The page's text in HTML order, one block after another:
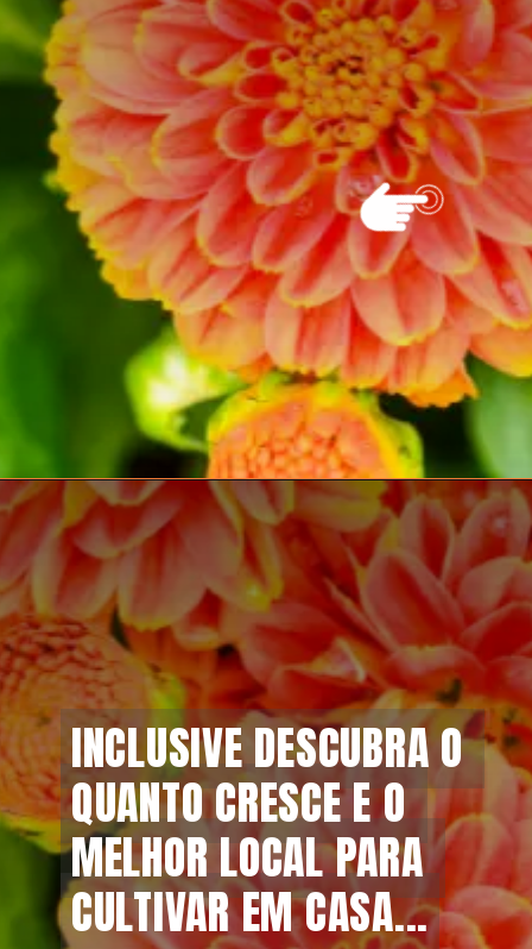
INCLUSIVE DESCUBRA O
QUANTO CRESCE E O
MELHOR LOCAL PARA
CULTIVAR EM CASA...
INCLUSIVE DESCUBRA O
QUANTO CRESCE E O
MELHOR LOCAL PARA
CULTIVAR EM CASA...